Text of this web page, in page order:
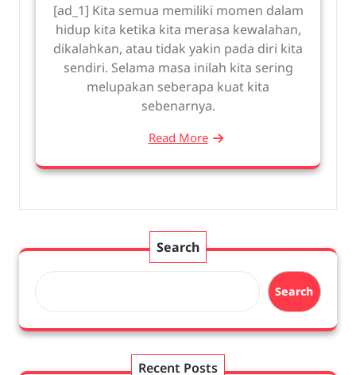
[ad_1] Kita semua memiliki momen dalam
hidup kita ketika kita merasa kewalahan,
dikalahkan, atau tidak yakin pada diri kita
sendiri. Selama masa inilah kita sering
melupakan seberapa kuat kita
sebenarnya.
Read More
Search
Search
Recent Posts